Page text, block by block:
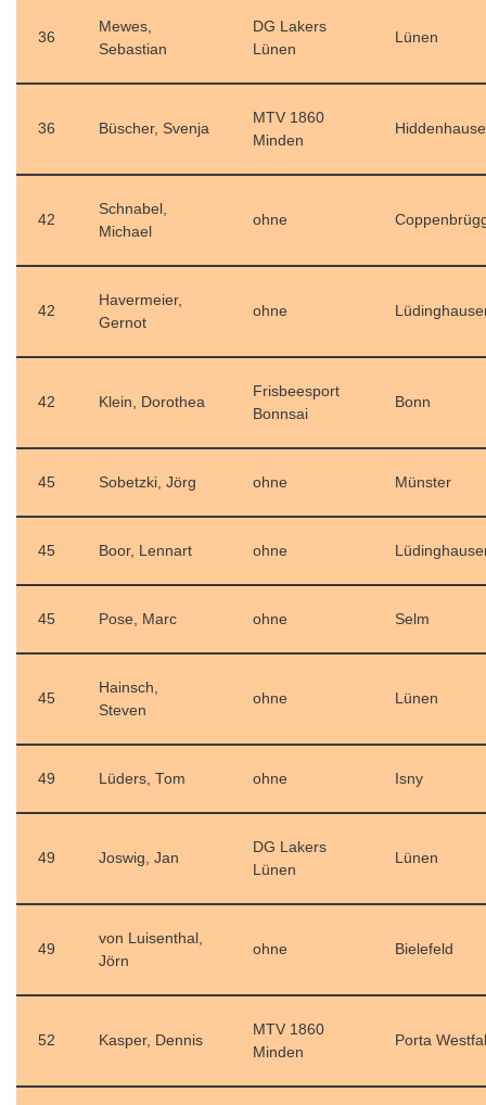
36
Mewes,
Sebastian
DG Lakers
Lünen
Lünen
36 Büscher, Svenja
MTV 1860
Minden
42
Schnabel,
Michael
ohne
42
Havermeier,
Gernot
ohne
42 Klein, Dorothea
Frisbeesport
Bonnsai
Bonn
45 Sobetzki, Jörg ohne Münster
45 Boor, Lennart ohne
45 Pose, Marc ohne Selm
45
Hainsch,
Steven
ohne Lünen
49 Lüders, Tom ohne Isny
49 Joswig, Jan
DG Lakers
Lünen
Lünen
49
von Luisenthal,
Jörn
ohne Bielefeld
52 Kasper, Dennis
MTV 1860
Minden
Porta